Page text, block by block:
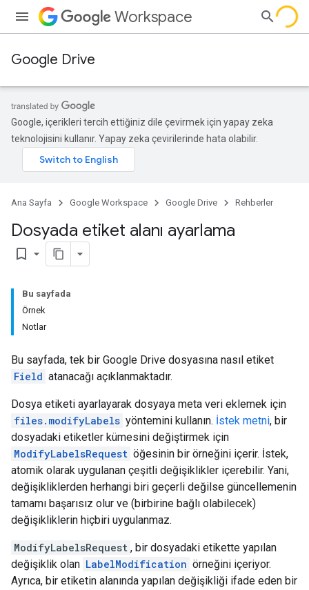
Workspace
Google Drive
Google, içerikleri tercih ettiğiniz dile çevirmek için yapay zeka
teknolojisini kullanır. Yapay zeka çevirilerinde hata olabilir.
Ana Sayfa Google Workspace Google Drive Rehberler
Dosyada etiket alanı ayarlama
bookmark_border
Bu sayfada
Örnek
Notlar
Bu sayfada, tek bir Google Drive dosyasına nasıl etiket
Field atanacağı açıklanmaktadır.
Dosya etiketi ayarlayarak dosyaya meta veri eklemek için
files.modifyLabels yöntemini kullanın. İstek metni, bir
dosyadaki etiketler kümesini değiştirmek için
ModifyLabelsRequest öğesinin bir örneğini içerir. İstek,
atomik olarak uygulanan çeşitli değişiklikler içerebilir. Yani,
değişikliklerden herhangi biri geçerli değilse güncellemenin
tamamı başarısız olur ve (birbirine bağlı olabilecek)
değişikliklerin hiçbiri uygulanmaz.
ModifyLabelsRequest , bir dosyadaki etikette yapılan
değişiklik olan LabelModification örneğini içeriyor.
Ayrıca, bir etiketin alanında yapılan değişikliği ifade eden bir